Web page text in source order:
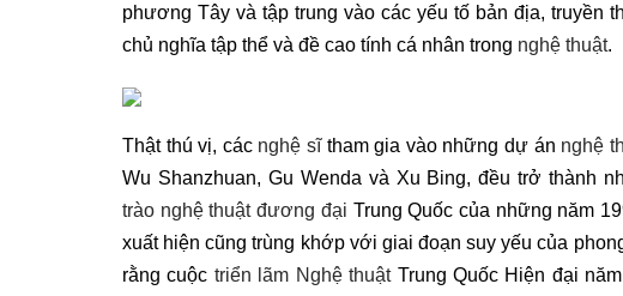
phương Tây và tập trung vào các yếu tố bản địa, truyền
chủ nghĩa tập thể và đề cao tính cá nhân trong nghệ thuật.
Thật thú vị, các nghệ sĩtham gia vào những dự án nghệ
Wu Shanzhuan, Gu Wenda và Xu Bing, đều trở thành
trào nghệ thuật đương đại Trung Quốc của những năm
xuất hiện cũng trùng khớp với giai đoạn suy yếu của
rằng cuộc triển lãm Nghệ thuậtTrung Quốc Hiện đại